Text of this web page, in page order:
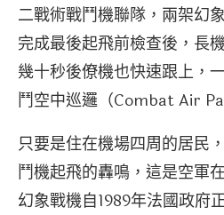
二戰術戰鬥機聯隊，兩架幻
完成最後起飛前檢查後，長
幾十秒後僚機也快速跟上，
鬥空中巡邏（Combat Air
只要是住在機場四周的居民
鬥機起飛的轟鳴，這是空軍
幻象戰機自1989年法國政府